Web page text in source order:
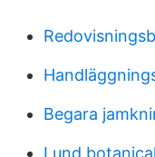
Begara
Lund